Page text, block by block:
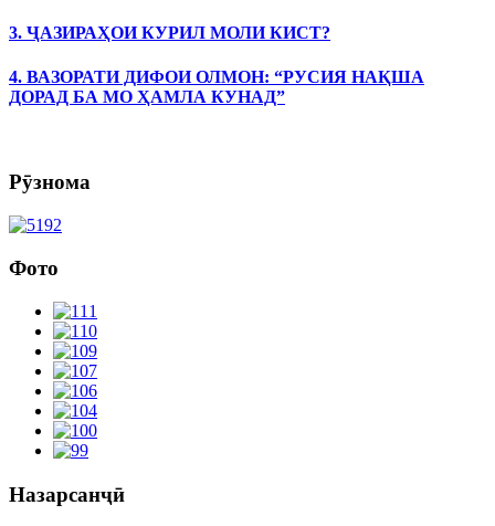
3. ҶАЗИРАҲОИ КУРИЛ МОЛИ КИСТ?
4. ВАЗОРАТИ ДИФОИ ОЛМОН: “РУСИЯ НАҚША
ДОРАД БА МО ҲАМЛА КУНАД”
Рӯзнома
Фото
Назарсанҷӣ